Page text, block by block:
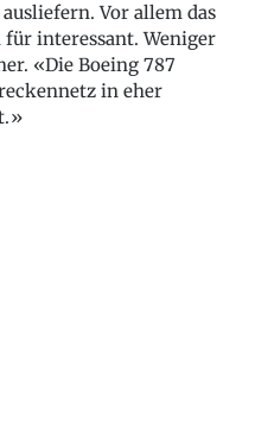
Vor allem das
interessant. Weniger
«Die Boeing 787
in eher